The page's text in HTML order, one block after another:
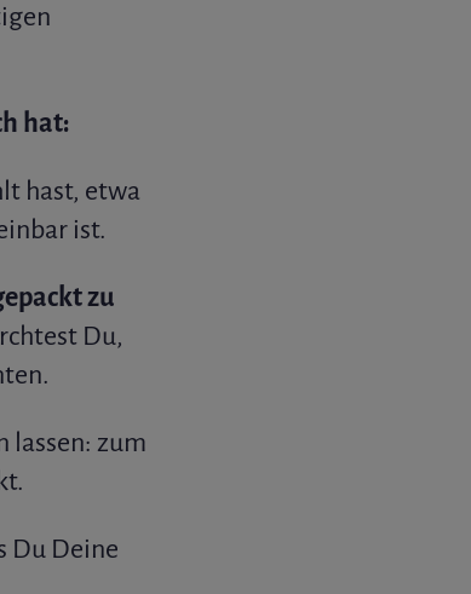
hat:
hast, etwa
ist.
zu
Du,
lassen: zum
Du Deine